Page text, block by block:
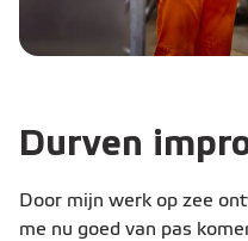
Durven
Door mijn werk op zee
me nu goed van pas